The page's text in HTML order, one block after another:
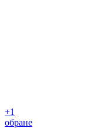
+1
обране